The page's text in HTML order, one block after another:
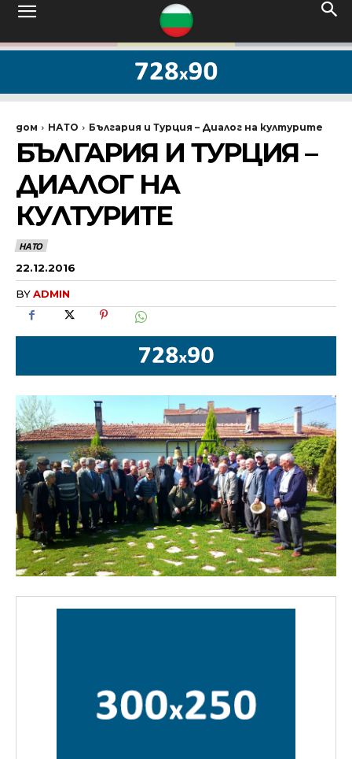
дом НАТО България и Турция – Диалог на културите
БЪЛГАРИЯ И ТУРЦИЯ –
ДИАЛОГ НА
КУЛТУРИТЕ
НАТО
22.12.2016
BYADMIN